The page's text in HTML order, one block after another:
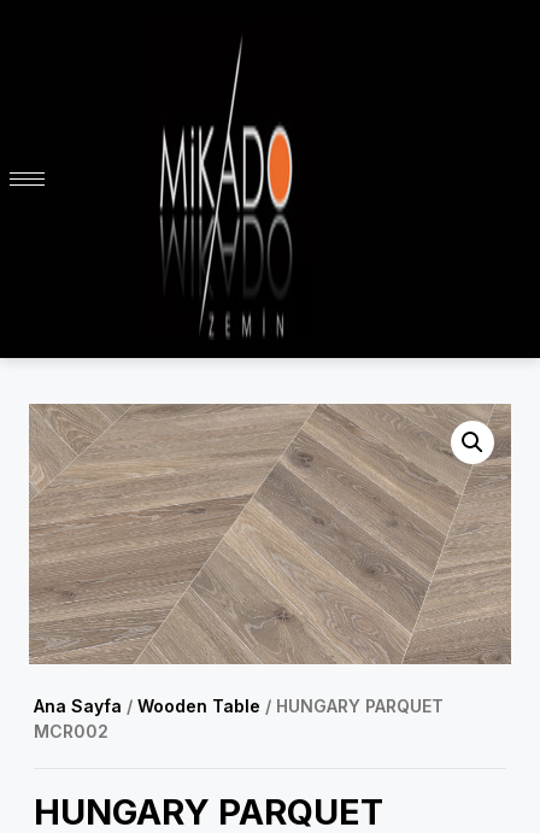
Ana Sayfa / Wooden Table / HUNGARY PARQUET
MCR002
HUNGARY PARQUET